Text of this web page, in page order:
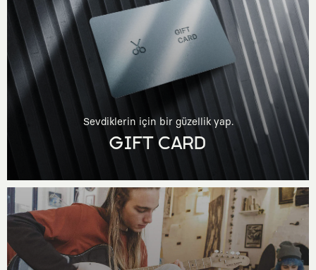
Sevdiklerin için bir güzellik yap.
GIFT CARD